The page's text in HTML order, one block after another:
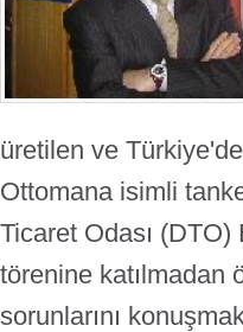
üretilen ve
Ottomana isimli
Ticaret Odası
törenine katılmadan
sorunlarını